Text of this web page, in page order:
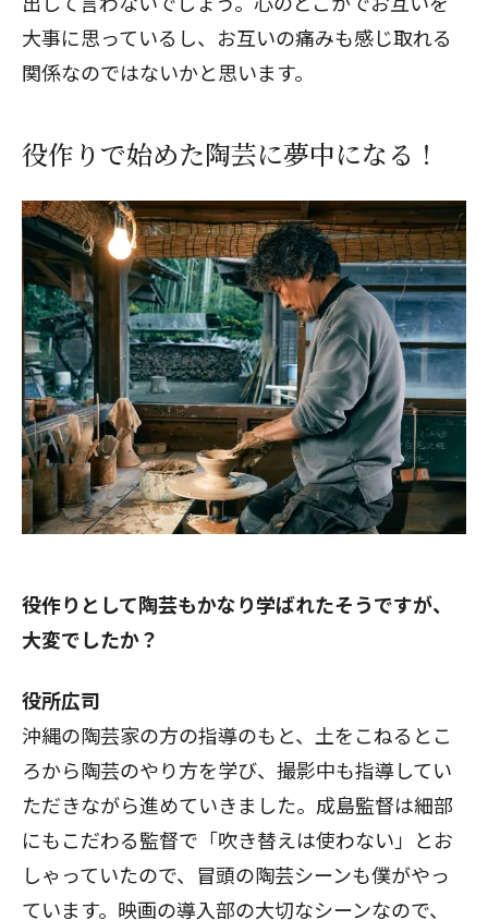
大事に思っているし、お互いの痛みも感じ取れる
関係なのではないかと思います。
役作りで始めた陶芸に夢中になる！
――役作りとして陶芸もかなり学ばれたそうですが、
大変でしたか？
役所広司
沖縄の陶芸家の方の指導のもと、土をこねるとこ
ろから陶芸のやり方を学び、撮影中も指導してい
ただきながら進めていきました。成島監督は細部
にもこだわる監督で「吹き替えは使わない」とお
しゃっていたので、冒頭の陶芸シーンも僕がやっ
ています。映画の導入部の大切なシーンなので、